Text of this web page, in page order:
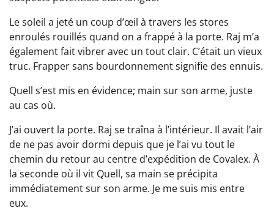
Le soleil a jeté un coup d’œil à travers les stores
enroulés rouillés quand on a frappé à la porte. Raj m’a
également fait vibrer avec un tout clair. C’était un vieux
truc. Frapper sans bourdonnement signifie des ennuis.
Quell s’est mis en évidence; main sur son arme, juste
au cas où.
J’ai ouvert la porte. Raj se traîna à l’intérieur. Il avait l’air
de ne pas avoir dormi depuis que je l’ai vu tout le
chemin du retour au centre d’expédition de Covalex. À
la seconde où il vit Quell, sa main se précipita
immédiatement sur son arme. Je me suis mis entre
eux.